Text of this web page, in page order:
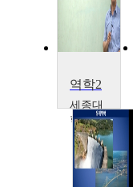
역학2
세종대
학교
엄종
화